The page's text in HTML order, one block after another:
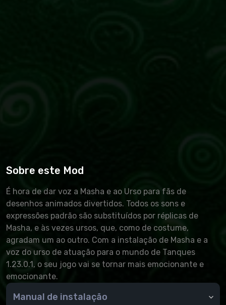
Sobre este Mod
É hora de dar voz a Masha e ao Urso para fãs de
desenhos animados divertidos. Todos os sons e
expressões padrão são substituídos por réplicas de
Masha, e às vezes ursos, que, como de costume,
agradam um ao outro. Com a instalação de Masha e a
voz do urso de atuação para o mundo de Tanques
1.23.0.1, o seu jogo vai se tornar mais emocionante e
emocionante.
Manual de instalação